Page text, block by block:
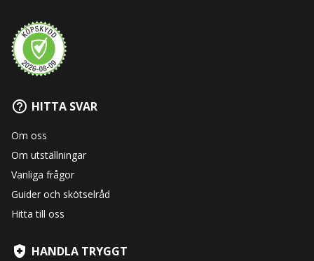
HITTA SVAR
Om oss
Om utställningar
Vanliga frågor
Guider och skötselråd
Hitta till oss
HANDLA TRYGGT